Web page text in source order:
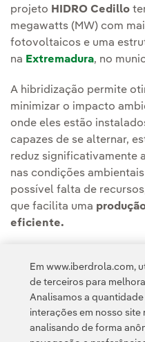
projeto HIDRO Cedillo
megawatts (MW) com
fotovoltaicos e uma
na Extremadura, no
A hibridização permite
minimizar o impacto
onde eles estão
capazes de se alternar,
reduz significativamente
nas condições
possível falta de
que facilita uma
eficiente.
Iberdrola España.
Em www.iberdrola.com,
de terceiros para
Analisamos a
interações em nosso
analisando de forma